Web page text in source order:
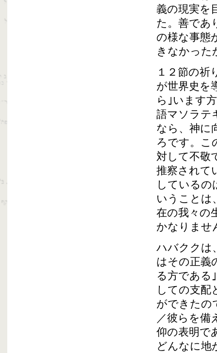
義の現実を
た。善であ
の様な事態
きなかった
１２節の祈
が世界史を
ら｣います
語マソラテ
なら、神に
ろです。こ
対して不敬
推察されて
しているの
いうことは
在の我々の
かなりませ
ハバククは
はその正義
る方である
しての支配
ができたの
／彼らを備
仰の表明で
どんなに地